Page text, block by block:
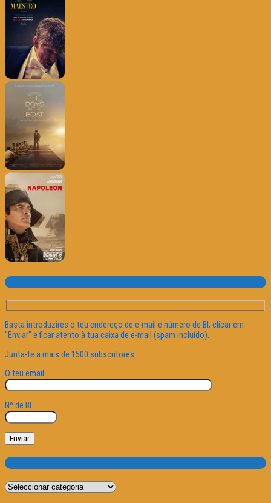
Subscrever o site
Basta introduzires o teu endereço de e-mail e número de BI, clicar em
"Enviar" e ficar atento à tua caixa de e-mail (spam incluído).
Junta-te a mais de 1500 subscritores.
O teu email
Nº de BI
Categorias
Categorias